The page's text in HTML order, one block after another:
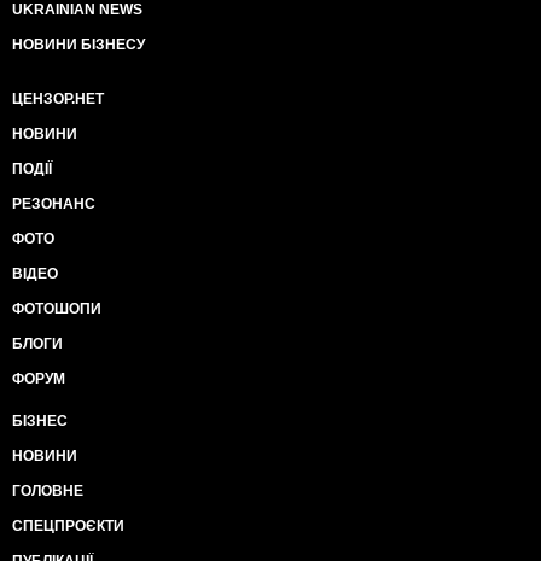
UKRAINIAN NEWS
НОВИНИ БІЗНЕСУ
ЦЕНЗОР.НЕТ
НОВИНИ
ПОДІЇ
РЕЗОНАНС
ФОТО
ВІДЕО
ФОТОШОПИ
БЛОГИ
ФОРУМ
БІЗНЕС
НОВИНИ
ГОЛОВНЕ
СПЕЦПРОЄКТИ